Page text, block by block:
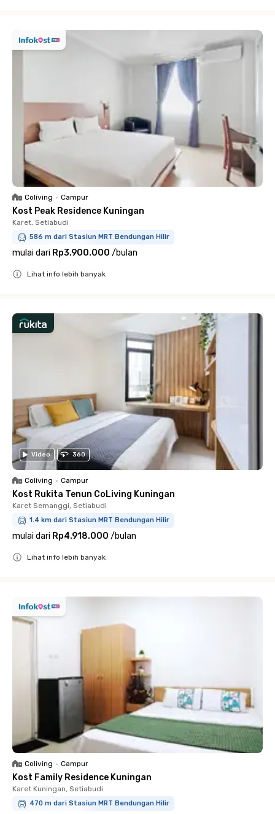
Coliving • Campur
Kost Peak Residence Kuningan
Karet, Setiabudi
586 m dari Stasiun MRT Bendungan Hilir
mulai dari Rp3.900.000 /bulan
Lihat info lebih banyak
Video 360
Coliving • Campur
Kost Rukita Tenun CoLiving Kuningan
Karet Semanggi, Setiabudi
1.4 km dari Stasiun MRT Bendungan Hilir
mulai dari Rp4.918.000 /bulan
Lihat info lebih banyak
Coliving • Campur
Kost Family Residence Kuningan
Karet Kuningan, Setiabudi
470 m dari Stasiun MRT Bendungan Hilir